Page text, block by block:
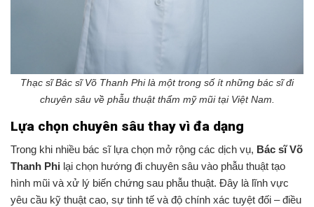
Thạc sĩ Bác sĩ Võ Thanh Phi là một trong số ít những bác sĩ đi
chuyên sâu về phẫu thuật thẩm mỹ mũi tại Việt Nam.
Lựa chọn chuyên sâu thay vì đa dạng
Trong khi nhiều bác sĩ lựa chọn mở rộng các dịch vụ, Bác sĩ Võ
Thanh Phi lại chọn hướng đi chuyên sâu vào phẫu thuật tạo
hình mũi và xử lý biến chứng sau phẫu thuật. Đây là lĩnh vực
yêu cầu kỹ thuật cao, sự tinh tế và độ chính xác tuyệt đối – điều